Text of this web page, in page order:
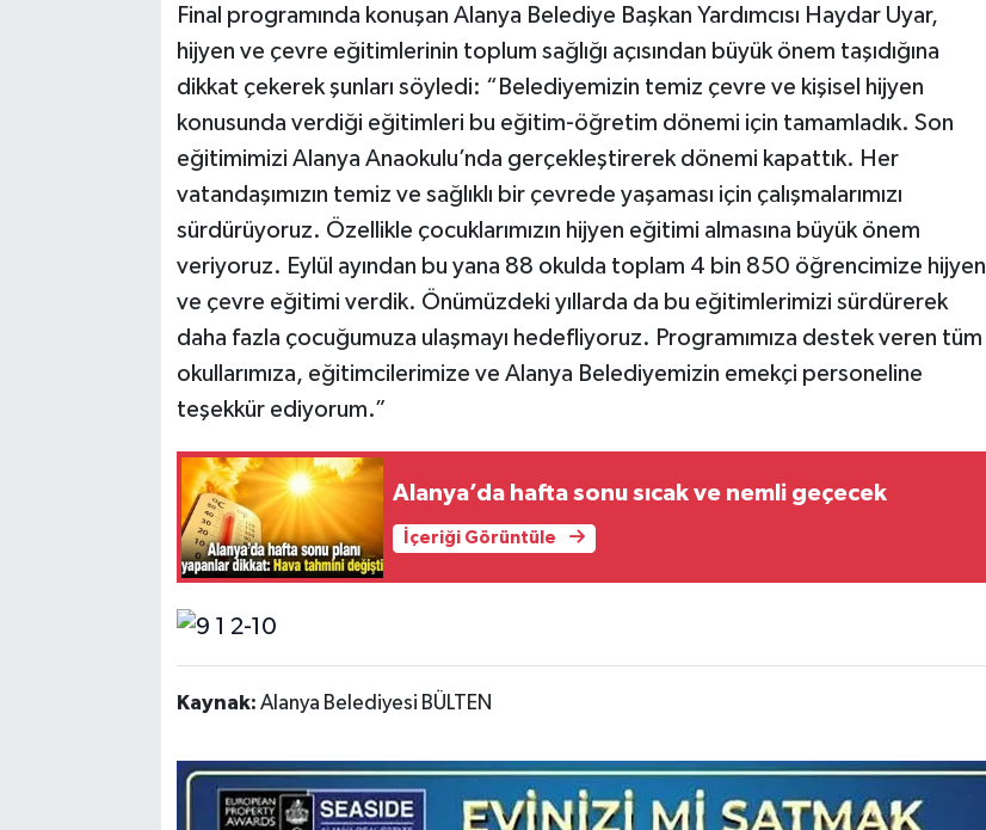
Final programında konuşan Alanya Belediye Başkan Yardımcısı Haydar Uyar,
hijyen ve çevre eğitimlerinin toplum sağlığı açısından büyük önem taşıdığına
dikkat çekerek şunları söyledi: “Belediyemizin temiz çevre ve kişisel hijyen
konusunda verdiği eğitimleri bu eğitim-öğretim dönemi için tamamladık. Son
eğitimimizi Alanya Anaokulu’nda gerçekleştirerek dönemi kapattık. Her
vatandaşımızın temiz ve sağlıklı bir çevrede yaşaması için çalışmalarımızı
sürdürüyoruz. Özellikle çocuklarımızın hijyen eğitimi almasına büyük önem
veriyoruz. Eylül ayından bu yana 88 okulda toplam 4 bin 850 öğrencimize hijyen
ve çevre eğitimi verdik. Önümüzdeki yıllarda da bu eğitimlerimizi sürdürerek
daha fazla çocuğumuza ulaşmayı hedefliyoruz. Programımıza destek veren tüm
okullarımıza, eğitimcilerimize ve Alanya Belediyemizin emekçi personeline
teşekkür ediyorum.”
Alanya’da hafta sonu sıcak ve nemli geçecek
İçeriği Görüntüle
Kaynak: Alanya Belediyesi BÜLTEN